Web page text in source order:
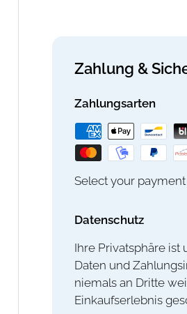
Zahlung &
Zahlungsarten
Select your
Datenschutz
Ihre Privatsphäre ist
Daten und
niemals an Dritte
Einkaufserlebnis